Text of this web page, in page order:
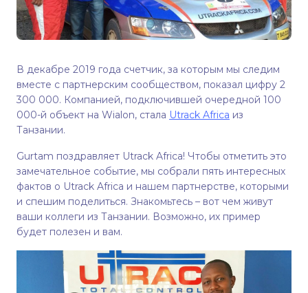
В декабре 2019 года счетчик, за которым мы следим
вместе с партнерским сообществом, показал цифру 2
300 000. Компанией, подключившей очередной 100
000-й объект на Wialon, стала Utrack Africa из
Танзании.
Gurtam поздравляет Utrack Africa! Чтобы отметить это
замечательное событие, мы собрали пять интересных
фактов о Utrack Africa и нашем партнерстве, которыми
и спешим поделиться. Знакомьтесь – вот чем живут
ваши коллеги из Танзании. Возможно, их пример
будет полезен и вам.